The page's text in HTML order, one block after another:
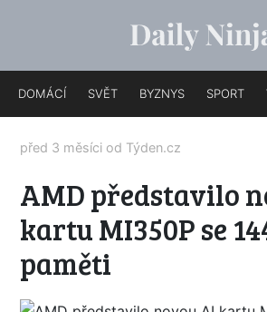
DOMÁCÍ SVĚT BYZNYS SPORT
před 3 měsíci od Týden.cz
AMD představilo
kartu MI350P se
paměti